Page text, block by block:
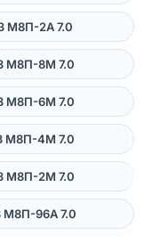
M8П-2A 7.0
M8П-8М 7.0
M8П-6М 7.0
M8П-4М 7.0
M8П-2М 7.0
96A 7.0